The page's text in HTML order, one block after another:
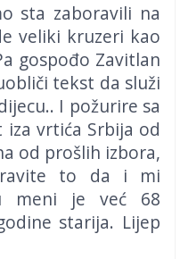
sta zaboravili na
veliki kruzeri kao
gospođo Zavitlan
tekst da služi
I požurire sa
iza vrtića Srbija od
od prošlih izbora,
to da i mi
meni je već 68
starija. Lijep